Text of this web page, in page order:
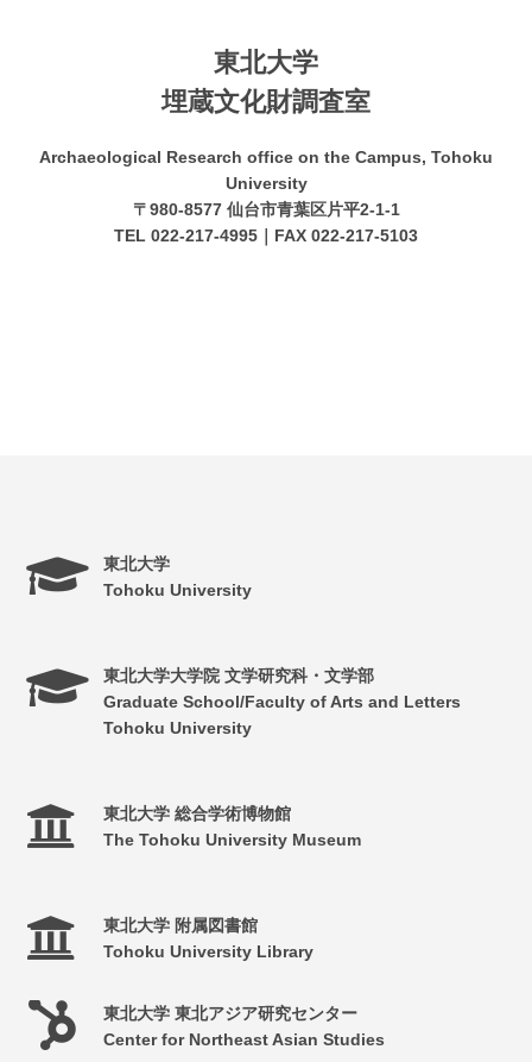
東北大学
埋蔵文化財調査室
Archaeological Research office on the Campus, Tohoku
University
〒980-8577 仙台市青葉区片平2-1-1
TEL 022-217-4995｜FAX 022-217-5103
東北大学
Tohoku University
東北大学大学院 文学研究科・文学部
Graduate School/Faculty of Arts and Letters
Tohoku University
東北大学 総合学術博物館
The Tohoku University Museum
東北大学 附属図書館
Tohoku University Library
東北大学 東北アジア研究センター
Center for Northeast Asian Studies